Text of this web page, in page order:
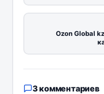
Ozon Global
3 комментариев